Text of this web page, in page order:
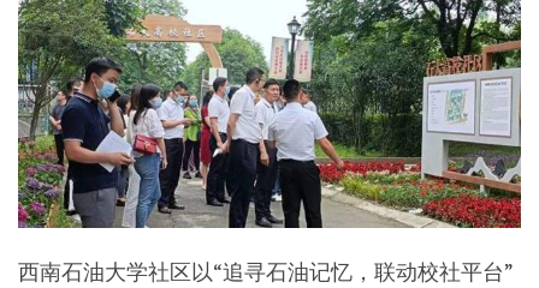
西南石油大学社区以“追寻石油记忆，联动校社平台”